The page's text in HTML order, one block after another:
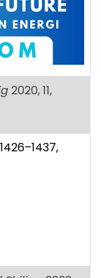
2020, 11,